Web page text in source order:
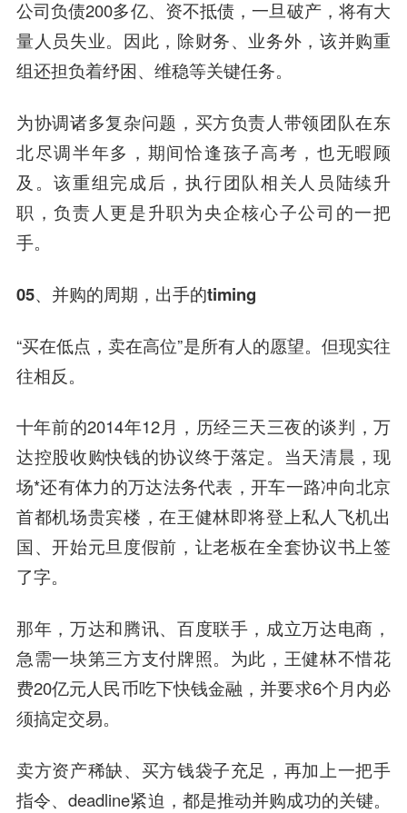
公司负债200多亿、资不抵债，一旦破产，将有大
量人员失业。因此，除财务、业务外，该并购重
组还担负着纾困、维稳等关键任务。
为协调诸多复杂问题，买方负责人带领团队在东
北尽调半年多，期间恰逢孩子高考，也无暇顾
及。该重组完成后，执行团队相关人员陆续升
职，负责人更是升职为央企核心子公司的一把
手。
05、并购的周期，出手的timing
“买在低点，卖在高位”是所有人的愿望。但现实往
往相反。
十年前的2014年12月，历经三天三夜的谈判，万
达控股收购快钱的协议终于落定。当天清晨，现
场*还有体力的万达法务代表，开车一路冲向北京
首都机场贵宾楼，在王健林即将登上私人飞机出
国、开始元旦度假前，让老板在全套协议书上签
了字。
那年，万达和腾讯、百度联手，成立万达电商，
急需一块第三方支付牌照。为此，王健林不惜花
费20亿元人民币吃下快钱金融，并要求6个月内必
须搞定交易。
卖方资产稀缺、买方钱袋子充足，再加上一把手
指令、deadline紧迫，都是推动并购成功的关键。